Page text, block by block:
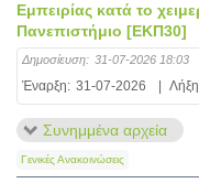
Εμπειρίας κατά το
Πανεπιστήμιο [ΕΚΠ30]
Δημοσίευση: 31-07-2026 18:03
Έναρξη: 31-07-2026
Συνημμένα αρχεία
Γενικές Ανακοινώσεις